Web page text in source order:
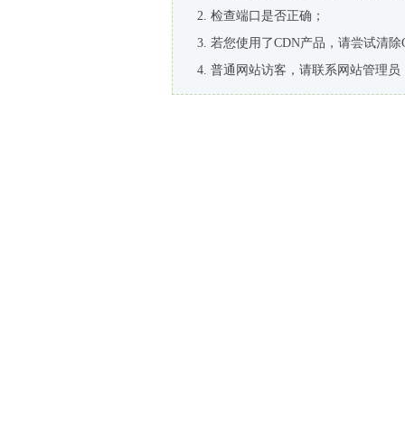
检查端口是否正确；
若您使用了CDN产品，请尝试清除
普通网站访客，请联系网站管理员